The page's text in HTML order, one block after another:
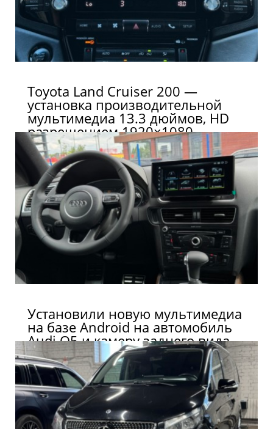
Toyota Land Cruiser 200 —
установка производительной
мультимедиа 13.3 дюймов, HD
разрешением 1920×1080
Установили новую мультимедиа
на базе Android на автомобиль
Audi Q5 и камеру заднего вида